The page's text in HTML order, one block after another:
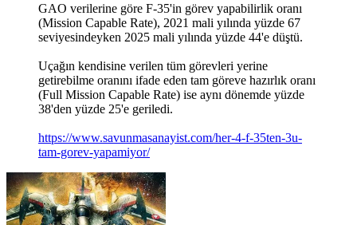
GAO verilerine göre F-35'in görev yapabilirlik oranı
(Mission Capable Rate), 2021 mali yılında yüzde 67
seviyesindeyken 2025 mali yılında yüzde 44'e düştü.
Uçağın kendisine verilen tüm görevleri yerine
getirebilme oranını ifade eden tam göreve hazırlık oranı
(Full Mission Capable Rate) ise aynı dönemde yüzde
38'den yüzde 25'e geriledi.
https://www.savunmasanayist.com/her-4-f-35ten-3u-
tam-gorev-yapamiyor/